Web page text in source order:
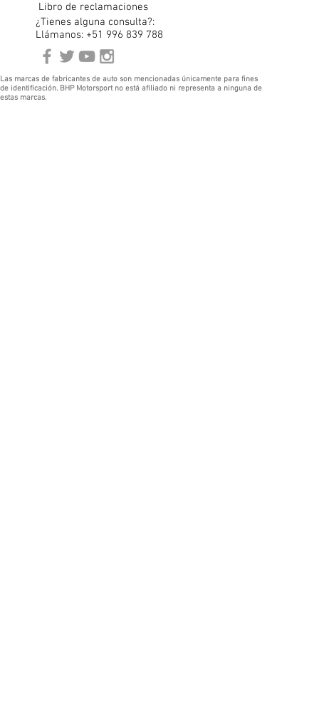
Libro de reclamaciones
¿Tienes alguna consulta?:
Llámanos: +51 996 839 788
Las marcas de fabricantes de auto son mencionadas únicamente para fines
de identificación. BHP Motorsport no está afiliado ni representa a ninguna de
estas marcas.